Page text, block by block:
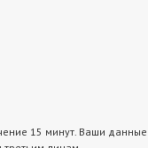
15 минут. Ваши данные